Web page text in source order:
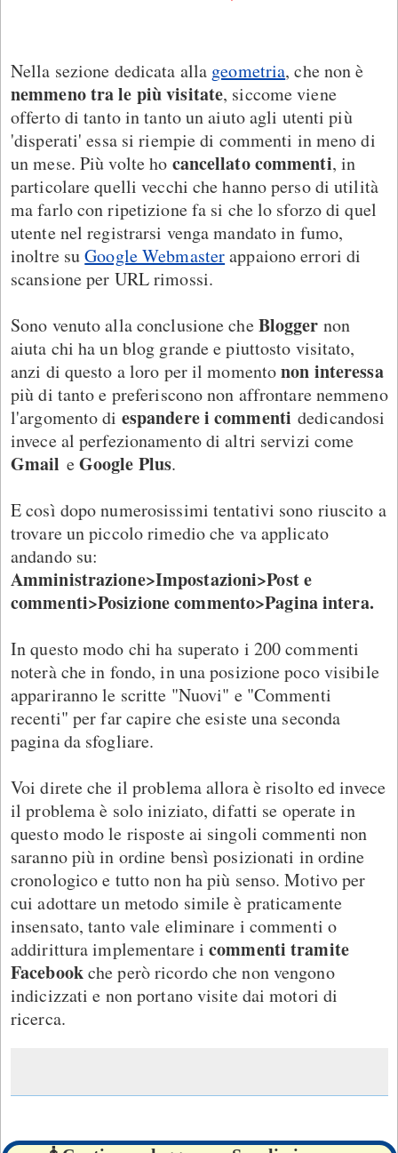
Nella sezione dedicata alla geometria, che non è
nemmeno tra le più visitate, siccome viene
offerto di tanto in tanto un aiuto agli utenti più
'disperati' essa si riempie di commenti in meno di
un mese. Più volte ho cancellato commenti, in
particolare quelli vecchi che hanno perso di utilità
ma farlo con ripetizione fa si che lo sforzo di quel
utente nel registrarsi venga mandato in fumo,
inoltre suGoogle Webmasterappaiono errori di
scansione per URL rimossi.
Sono venuto alla conclusione cheBlogger non
aiuta chi ha un blog grande e piuttosto visitato,
anzi di questo a loro per il momentonon interessa
più di tanto e preferiscono non affrontare nemmeno
l'argomento di espandere i commenti dedicandosi
invece al perfezionamento di altri servizi come
Gmail eGoogle Plus.
E così dopo numerosissimi tentativi sono riuscito a
trovare un piccolo rimedio che va applicato
andando su:
Amministrazione>Impostazioni>Post e
commenti>Posizione commento>Pagina intera.
In questo modo chi ha superato i 200 commenti
noterà che in fondo, in una posizione poco visibile
appariranno le scritte "Nuovi" e "Commenti
recenti" per far capire che esiste una seconda
pagina da sfogliare.
Voi direte che il problema allora è risolto ed invece
il problema è solo iniziato, difatti se operate in
questo modo le risposte ai singoli commenti non
saranno più in ordine bensì posizionati in ordine
cronologico e tutto non ha più senso. Motivo per
cui adottare un metodo simile è praticamente
insensato, tanto vale eliminare i commenti o
addirittura implementare icommenti tramite
Facebookche però ricordo che non vengono
indicizzati e non portano visite dai motori di
ricerca.